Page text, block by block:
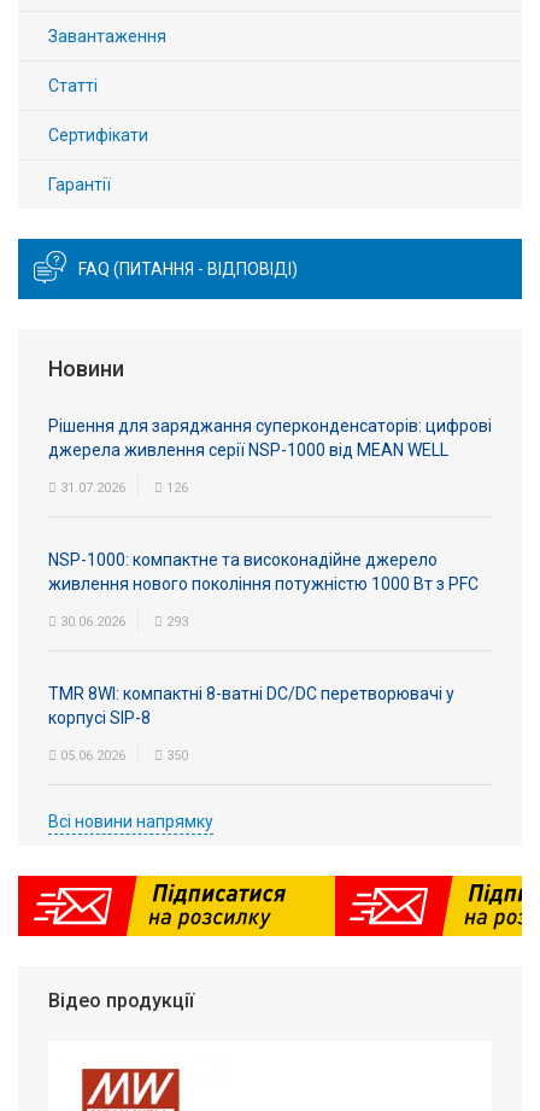
Завантаження
Статті
Сертифікати
Гарантії
FAQ (ПИТАННЯ - ВІДПОВІДІ)
Новини
Рішення для заряджання суперконденсаторів: цифрові
джерела живлення серії NSP-1000 від MEAN WELL
31.07.2026 126
NSP-1000: компактне та високонадійне джерело
живлення нового покоління потужністю 1000 Вт з PFC
30.06.2026 293
TMR 8WI: компактні 8-ватні DC/DC перетворювачі у
корпусі SIP-8
05.06.2026 350
Всі новини напрямку
Відео продукції